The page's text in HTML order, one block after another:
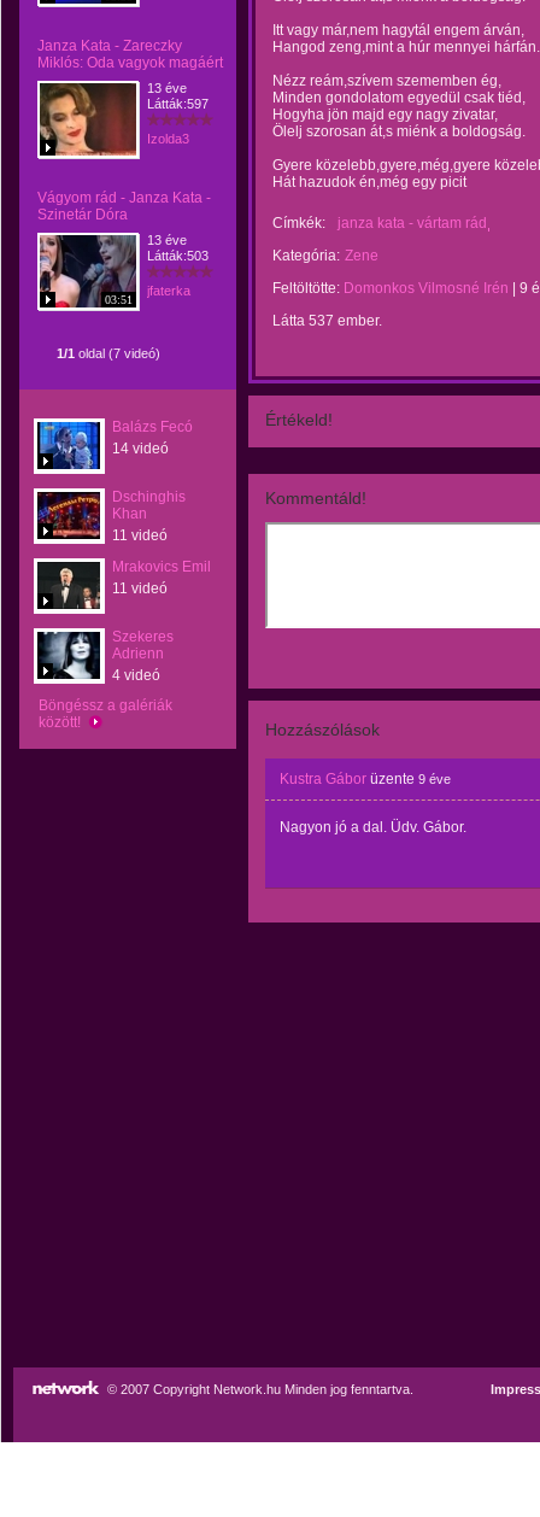
Janza Kata - Zareczky
Miklós: Oda vagyok magáért
13 éve
Látták:597
Izolda3
Vágyom rád - Janza Kata -
Szinetár Dóra
03:51
13 éve
Látták:503
jfaterka
1/1 oldal (7 videó)
Balázs Fecó
14 videó
Dschinghis
Khan
11 videó
Mrakovics Emil
11 videó
Szekeres
Adrienn
4 videó
Böngéssz a galériák
között!
Itt vagy már,nem hagytál engem árván,
Hangod zeng,mint a húr mennyei hárfán.
Nézz reám,szívem szememben ég,
Minden gondolatom egyedül csak tiéd,
Hogyha jön majd egy nagy zivatar,
Ölelj szorosan át,s miénk a boldogság.
Gyere közelebb,gyere,még,gyere
Hát hazudok én,még egy picit
Címkék:
janza kata - vártam rád
Kategória: Zene
Feltöltötte: Domonkos Vilmosné Irén
9
Látta 537 ember.
Értékeld!
Kommentáld!
Hozzászólások
Kustra Gábor üzente 9 éve
Nagyon jó a dal. Üdv. Gábor.
© 2007 Copyright Network.hu Minden jog fenntartva.